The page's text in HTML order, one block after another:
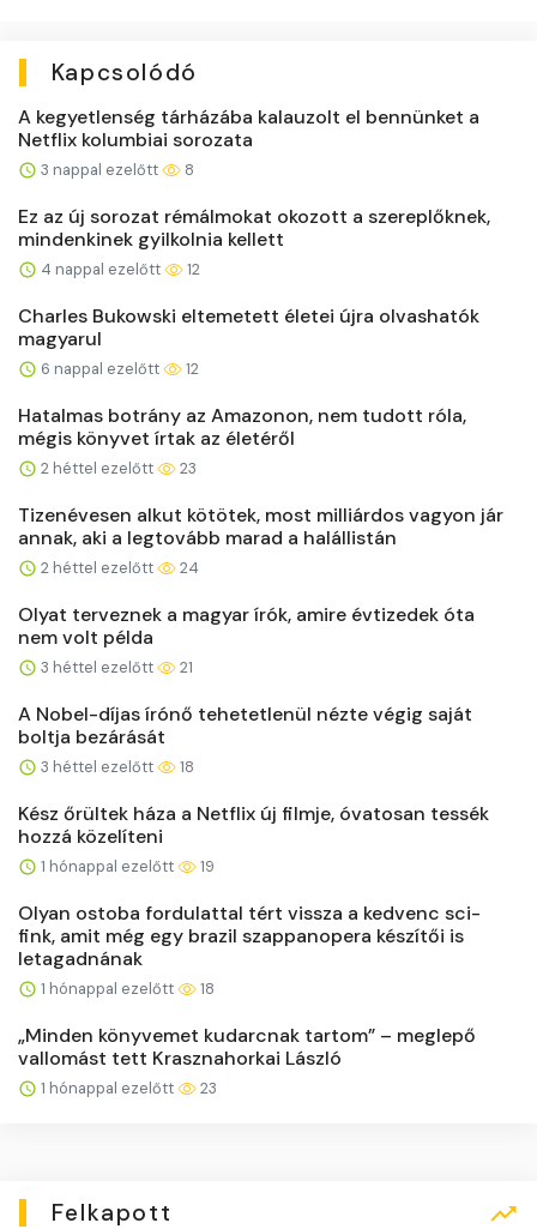
Kapcsolódó
A kegyetlenség tárházába kalauzolt el bennünket a
Netflix kolumbiai sorozata
3 nappal ezelőtt 8
Ez az új sorozat rémálmokat okozott a szereplőknek,
mindenkinek gyilkolnia kellett
4 nappal ezelőtt 12
Charles Bukowski eltemetett életei újra olvashatók
magyarul
6 nappal ezelőtt 12
Hatalmas botrány az Amazonon, nem tudott róla,
mégis könyvet írtak az életéről
2 héttel ezelőtt 23
Tizenévesen alkut kötötek, most milliárdos vagyon jár
annak, aki a legtovább marad a halállistán
2 héttel ezelőtt 24
Olyat terveznek a magyar írók, amire évtizedek óta
nem volt példa
3 héttel ezelőtt 21
A Nobel-díjas írónő tehetetlenül nézte végig saját
boltja bezárását
3 héttel ezelőtt 18
Kész őrültek háza a Netflix új filmje, óvatosan tessék
hozzá közelíteni
1 hónappal ezelőtt 19
Olyan ostoba fordulattal tért vissza a kedvenc sci-
fink, amit még egy brazil szappanopera készítői is
letagadnának
1 hónappal ezelőtt 18
„Minden könyvemet kudarcnak tartom” – meglepő
vallomást tett Krasznahorkai László
1 hónappal ezelőtt 23
Felkapott